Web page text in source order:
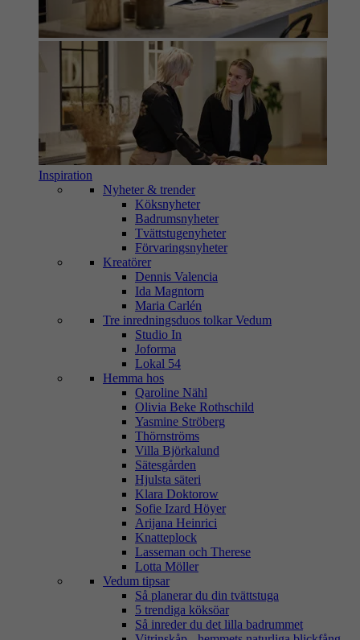
Inspiration
Nyheter & trender
Köksnyheter
Badrumsnyheter
Tvättstugenyheter
Förvaringsnyheter
Kreatörer
Dennis Valencia
Ida Magntorn
Maria Carlén
Tre inredningsduos tolkar Vedum
Studio In
Joforma
Lokal 54
Hemma hos
Qaroline Nähl
Olivia Beke Rothschild
Yasmine Ströberg
Thörnströms
Villa Björkalund
Sätesgården
Hjulsta säteri
Klara Doktorow
Sofie Izard Höyer
Arijana Heinrici
Knatteplock
Lasseman och Therese
Lotta Möller
Vedum tipsar
Så planerar du din tvättstuga
5 trendiga köksöar
Så inreder du det lilla badrummet